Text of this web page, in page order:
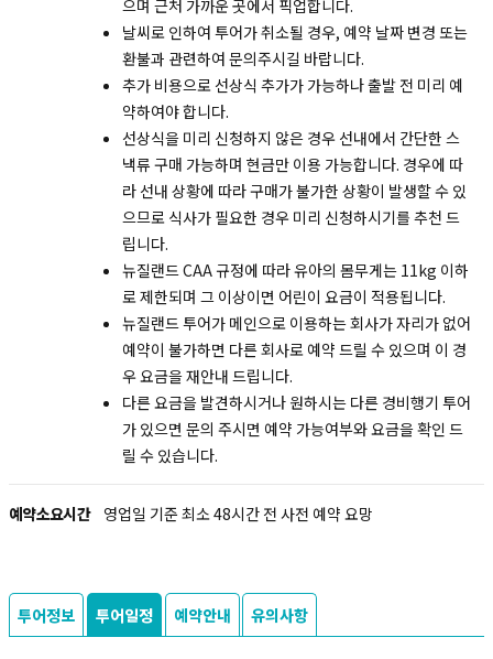
으며 근처 가까운 곳에서 픽업합니다.
날씨로 인하여 투어가 취소될 경우, 예약 날짜 변경 또는
환불과 관련하여 문의주시길 바랍니다.
추가 비용으로 선상식 추가가 가능하나 출발 전 미리 예
약하여야 합니다.
선상식을 미리 신청하지 않은 경우 선내에서 간단한 스
낵류 구매 가능하며 현금만 이용 가능합니다. 경우에 따
라 선내 상황에 따라 구매가 불가한 상황이 발생할 수 있
으므로 식사가 필요한 경우 미리 신청하시기를 추천 드
립니다.
뉴질랜드 CAA 규정에 따라 유아의 몸무게는 11kg 이하
로 제한되며 그 이상이면 어린이 요금이 적용됩니다.
뉴질랜드 투어가 메인으로 이용하는 회사가 자리가 없어
예약이 불가하면 다른 회사로 예약 드릴 수 있으며 이 경
우 요금을 재안내 드립니다.
다른 요금을 발견하시거나 원하시는 다른 경비행기 투어
가 있으면 문의 주시면 예약 가능여부와 요금을 확인 드
릴 수 있습니다.
예약소요시간 영업일 기준 최소 48시간 전 사전 예약 요망
투어정보 투어일정 예약안내 유의사항